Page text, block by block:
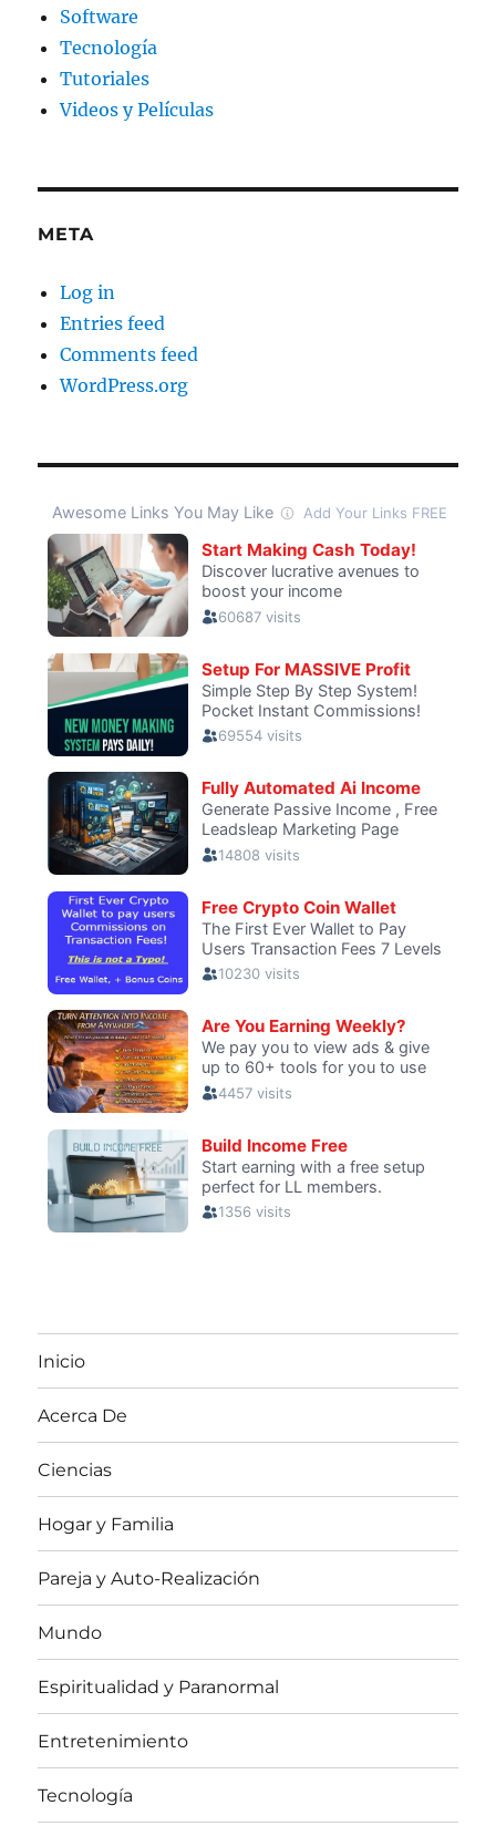
Software
Tecnología
Tutoriales
Videos y Películas
META
Log in
Entries feed
Comments feed
WordPress.org
Inicio
Acerca De
Ciencias
Hogar y Familia
Pareja y Auto-Realización
Mundo
Espiritualidad y Paranormal
Entretenimiento
Tecnología